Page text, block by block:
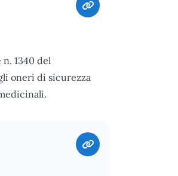
1340 del
oneri di sicurezza